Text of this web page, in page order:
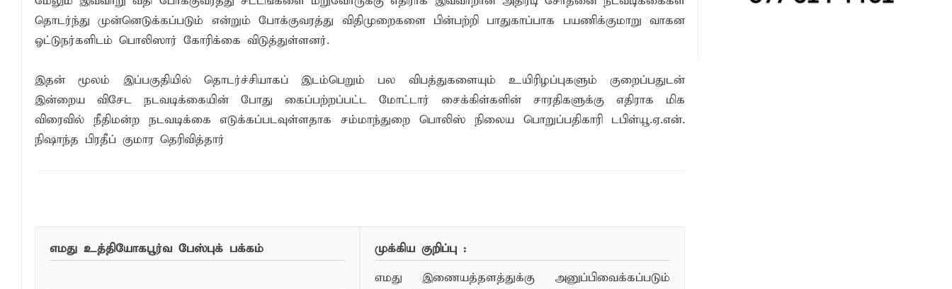
தொடர்ந்து முன்னெடுக்கப்படும் என்றும் போக்குவரத்து விதிமுறைகளை பின்பற்றி பாதுகாப்பாக பயணிக்குமாறு வாகன
ஓட்டுநர்களிடம் பொலிஸார் கோரிக்கை விடுத்துள்ளனர்.
இதன் மூலம் இப்பகுதியில் தொடர்ச்சியாகப் இடம்பெறும் பல விபத்துகளையும் உயிரிழப்புகளும் குறைப்பதுடன்
இன்றைய விசேட நடவடிக்கையின் போது கைப்பற்றப்பட்ட மோட்டார் சைக்கிள்களின் சாரதிகளுக்கு எதிராக மிக
விரைவில் நீதிமன்ற நடவடிக்கை எடுக்கப்படவுள்ளதாக சம்மாந்துறை பொலிஸ் நிலைய பொறுப்பதிகாரி டபிள்யூ.ஏ.என்.
நிஷாந்த பிரதீப் குமார தெரிவித்தார்
எமது உத்தியோகபூர்வ பேஸ்புக் பக்கம்
முக்கிய குறிப்பு :
எமது இணையத்தளத்துக்கு அனுப்பிவைக்கப்படும்